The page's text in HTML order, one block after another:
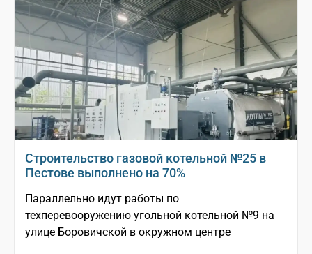
Строительство газовой котельной №25 в
Пестове выполнено на 70%
Параллельно идут работы по
техперевооружению угольной котельной №9 на
улице Боровичской в окружном центре